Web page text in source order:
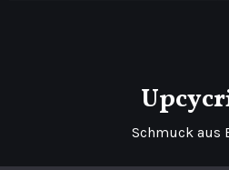
Schmuck aus